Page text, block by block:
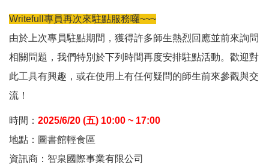
Writefull專員再次來駐點服務囉~~~
由於上次專員駐點期間，獲得許多師生熱烈回應並前來詢問
相關問題，我們特別於下列時間再度安排駐點活動。歡迎對
此工具有興趣，或在使用上有任何疑問的師生前來參觀與交
流！
時間： 2025/6/20 (五) 10:00 ~ 17:00
地點：圖書館輕食區
資訊商：智泉國際事業有限公司